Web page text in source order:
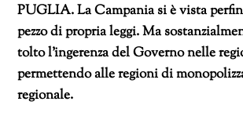
PUGLIA. La Campania si è vista
pezzo di propria leggi. Ma
tolto l’ingerenza del Governo nelle
permettendo alle regioni di
regionale.